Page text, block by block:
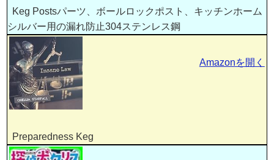
Keg Postsパーツ、ボールロックポスト、キッチンホーム
シルバー用の漏れ防止304ステンレス鋼
Preparedness Keg
Amazonを開く